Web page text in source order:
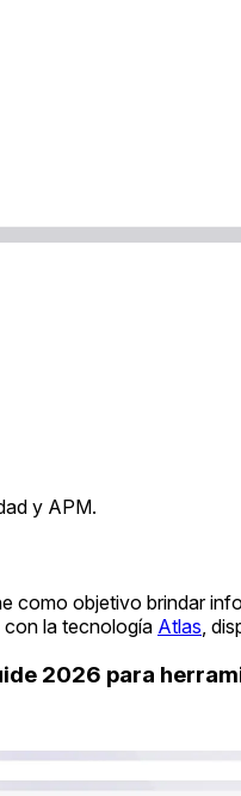
y APM.
como objetivo brindar
la tecnología Atlas ,
2026 para